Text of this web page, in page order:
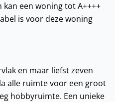
een woning tot A++++
is voor deze woning
en maar liefst zeven
alle ruimte voor een groot
hobbyruimte. Een unieke